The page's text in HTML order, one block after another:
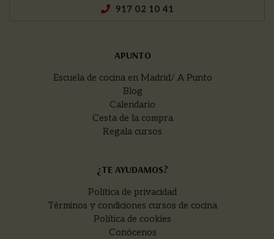
917 02 10 41
APUNTO
Escuela de cocina en Madrid/ A Punto
Blog
Calendario
Cesta de la compra
Regala cursos
¿TE AYUDAMOS?
Política de privacidad
Términos y condiciones cursos de cocina
Política de cookies
Conócenos